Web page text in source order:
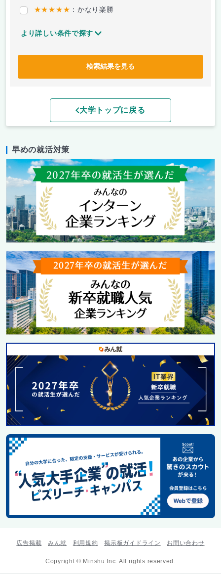
★★★★★ ：かなり楽勝
より詳しい条件で探す
検索結果を見る
大学トップに戻る
早めの就活対策
広告掲載 みん就 利用規約 掲示板ガイドライン お問い合わせ
Copyright © Minshu Inc. All rights reserved.